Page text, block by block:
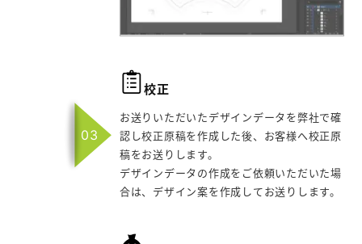
校正
お送りいただいたデザインデータを弊社で確
認し校正原稿を作成した後、お客様へ校正原
稿をお送りします。
デザインデータの作成をご依頼いただいた場
合は、デザイン案を作成してお送りします。